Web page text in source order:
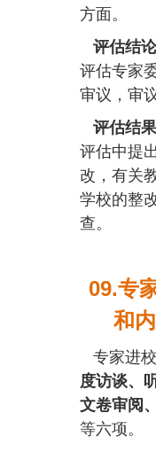
方面。
评估结
评估专家
审议，审
评估结果
评估中提
改，有关
学校的整
查。
09.专
和
专家进
度访谈、
文卷审阅
等六项。